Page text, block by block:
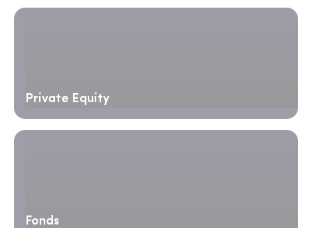
Private Equity
Fonds